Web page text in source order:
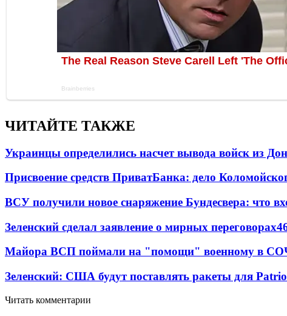
ЧИТАЙТЕ ТАКЖЕ
Украинцы определились насчет вывода войск из
Присвоение средств ПриватБанка: дело
ВСУ получили новое снаряжение Бундесвера: что
Зеленский сделал заявление о мирных переговорах
Майора ВСП поймали на "помощи" военному в
Зеленский: США будут поставлять ракеты для
Читать комментарии